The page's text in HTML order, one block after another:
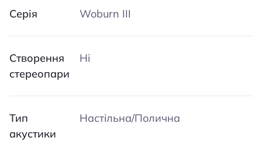
Серія Woburn III
Створення
стереопари
Ні
Тип
акустики
Настільна/Полична